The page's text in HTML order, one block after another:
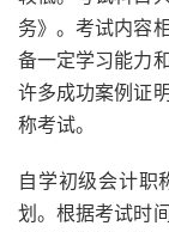
务》。考试内容
备一定学习能力
许多成功案例证
称考试。
自学初级会计职
划。根据考试时